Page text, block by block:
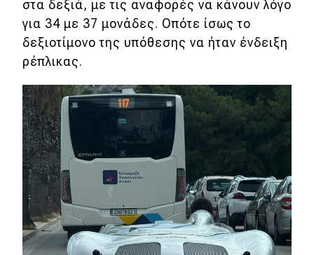
στα δεξιά, με τις αναφορές να κάνουν λόγο
για 34 με 37 μονάδες. Οπότε ίσως το
δεξιοτίμονο της υπόθεσης να ήταν ένδειξη
ρέπλικας.